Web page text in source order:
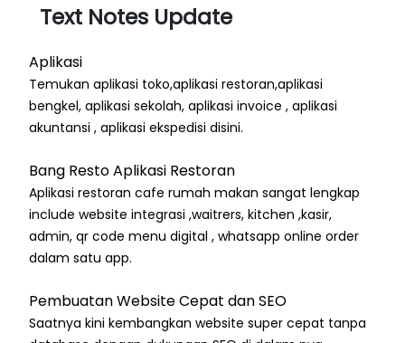
Text Notes Update
Aplikasi
Temukan aplikasi toko,aplikasi restoran,aplikasi
bengkel, aplikasi sekolah, aplikasi invoice , aplikasi
akuntansi , aplikasi ekspedisi disini.
Bang Resto Aplikasi Restoran
Aplikasi restoran cafe rumah makan sangat lengkap
include website integrasi ,waitrers, kitchen ,kasir,
admin, qr code menu digital , whatsapp online order
dalam satu app.
Pembuatan Website Cepat dan SEO
Saatnya kini kembangkan website super cepat tanpa